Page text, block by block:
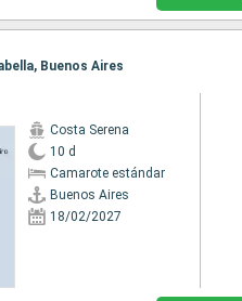
Buenos Aires
Costa Serena
10 d
Camarote estándar
Buenos Aires
18/02/2027